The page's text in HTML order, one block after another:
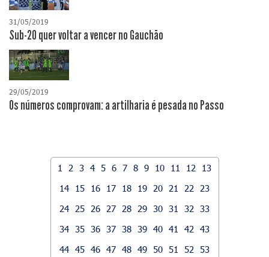
31/05/2019
Sub-20 quer voltar a vencer no Gauchão
29/05/2019
Os números comprovam: a artilharia é pesada no Passo
1 2 3 4 5 6 7 8 9 10 11 12
13
14
15 16 17 18 19 20 21 22
23
24
25 26 27 28 29 30 31 32
33
34 35 36 37 38 39 40 41 42
43
44 45 46 47 48 49 50 51 52
53